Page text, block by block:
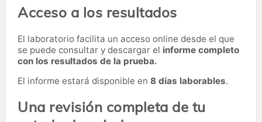
Acceso a los resultados
El laboratorio facilita un acceso online desde el que
se puede consultar y descargar el informe completo
con los resultados de la prueba.
El informe estará disponible en 8 días laborables.
Una revisión completa de tu